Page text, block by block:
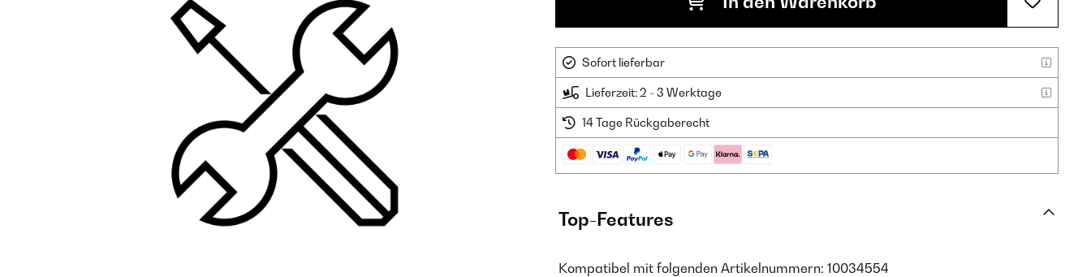
Sofort lieferbar
Lieferzeit: 2 - 3 Werktage
14 Tage Rückgaberecht
Top-Features
Kompatibel mit folgenden Artikelnummern: 10034554